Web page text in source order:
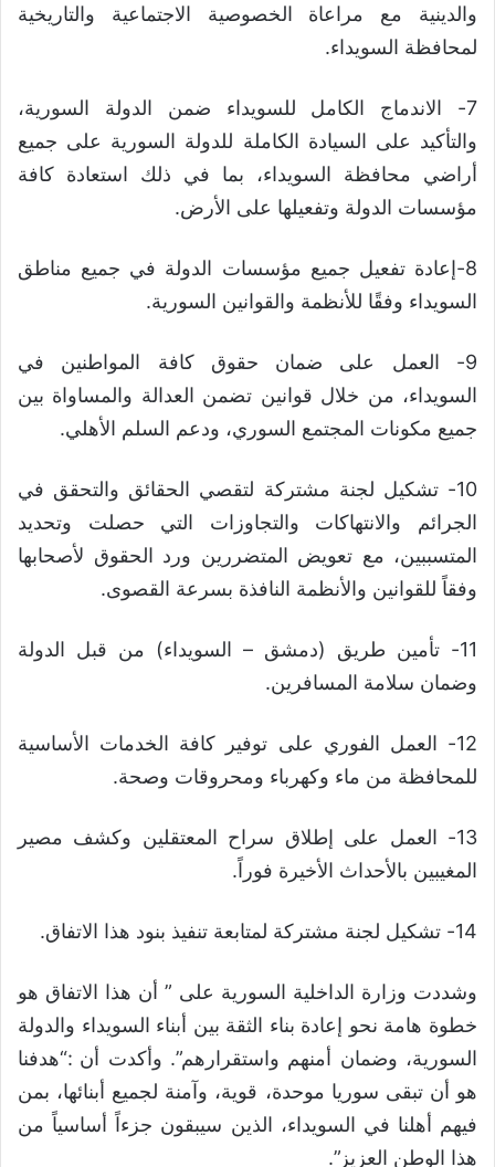
والدينية مع مراعاة الخصوصية الاجتماعية والتاريخية
لمحافظة السويداء.
7- الاندماج الكامل للسويداء ضمن الدولة السورية،
والتأكيد على السيادة الكاملة للدولة السورية على جميع
أراضي محافظة السويداء، بما في ذلك استعادة كافة
مؤسسات الدولة وتفعيلها على الأرض.
8-إعادة تفعيل جميع مؤسسات الدولة في جميع مناطق
السويداء وفقًا للأنظمة والقوانين السورية.
9- العمل على ضمان حقوق كافة المواطنين في
السويداء، من خلال قوانين تضمن العدالة والمساواة بين
جميع مكونات المجتمع السوري، ودعم السلم الأهلي.
10- تشكيل لجنة مشتركة لتقصي الحقائق والتحقق في
الجرائم والانتهاكات والتجاوزات التي حصلت وتحديد
المتسببين، مع تعويض المتضررين ورد الحقوق لأصحابها
وفقاً للقوانين والأنظمة النافذة بسرعة القصوى.
11- تأمين طريق (دمشق – السويداء) من قبل الدولة
وضمان سلامة المسافرين.
12- العمل الفوري على توفير كافة الخدمات الأساسية
للمحافظة من ماء وكهرباء ومحروقات وصحة.
13- العمل على إطلاق سراح المعتقلين وكشف مصير
المغيبين بالأحداث الأخيرة فوراً.
14- تشكيل لجنة مشتركة لمتابعة تنفيذ بنود هذا الاتفاق.
وشددت وزارة الداخلية السورية على ” أن هذا الاتفاق هو
خطوة هامة نحو إعادة بناء الثقة بين أبناء السويداء والدولة
السورية، وضمان أمنهم واستقرارهم”. وأكدت أن :“هدفنا
هو أن تبقى سوريا موحدة، قوية، وآمنة لجميع أبنائها، بمن
فيهم أهلنا في السويداء، الذين سيبقون جزءاً أساسياً من
هذا الوطن العزيز”.